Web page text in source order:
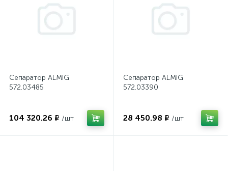
Сепаратор ALMIG
572.03485
104 320.26 ₽ /шт
Сепаратор ALMIG
572.03390
28 450.98 ₽ /шт